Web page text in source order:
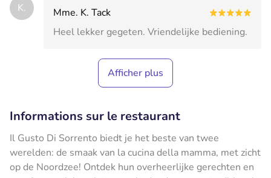
K.
Mme. K. Tack
Heel lekker gegeten. Vriendelijke bediening.
Afficher plus
Informations sur le restaurant
Il Gusto Di Sorrento biedt je het beste van twee
werelden: de smaak van la cucina della mamma, met zicht
op de Noordzee! Ontdek hun overheerlijke gerechten en